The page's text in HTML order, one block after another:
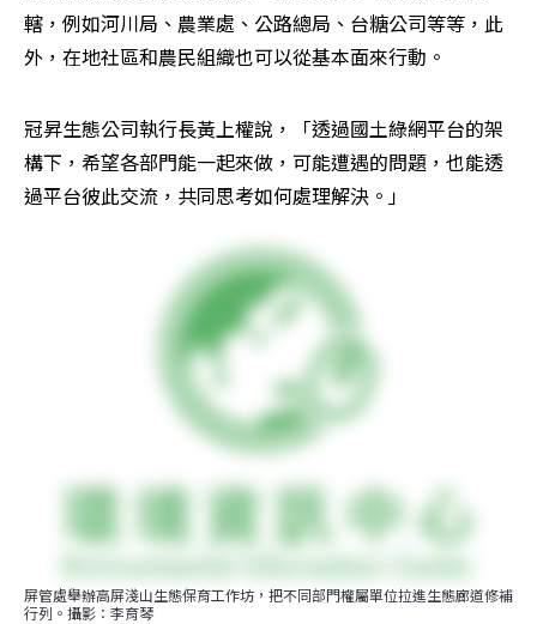
轄，例如河川局、農業處、公路總局、台糖公司等等，此
外，在地社區和農民組織也可以從基本面來行動。
冠昇生態公司執行長黃上權說，「透過國土綠網平台的架
構下，希望各部門能一起來做，可能遭遇的問題，也能透
過平台彼此交流，共同思考如何處理解決。」
屏管處舉辦高屏淺山生態保育工作坊，把不同部門權屬單位拉進生態廊道修補
行列。攝影：李育琴